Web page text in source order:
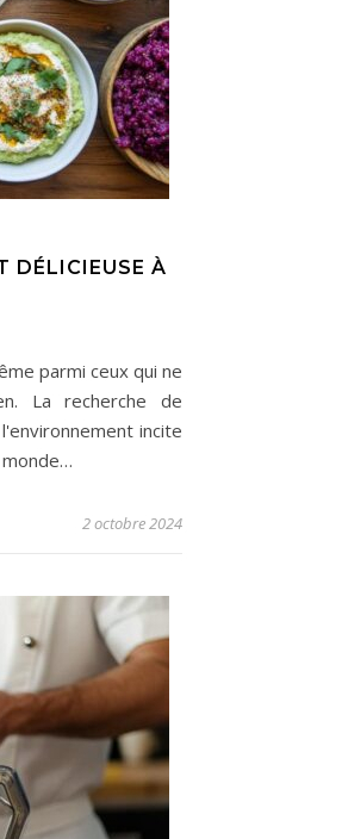
DÉLICIEUSE À
parmi ceux qui ne
La recherche de
incite
2 octobre 2024